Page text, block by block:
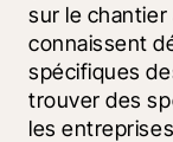
sur le
connaissent
spécifiques
trouver des
les